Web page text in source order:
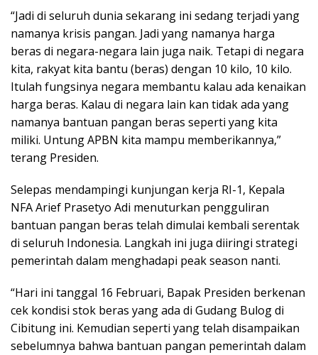
“Jadi di seluruh dunia sekarang ini sedang terjadi yang
namanya krisis pangan. Jadi yang namanya harga
beras di negara-negara lain juga naik. Tetapi di negara
kita, rakyat kita bantu (beras) dengan 10 kilo, 10 kilo.
Itulah fungsinya negara membantu kalau ada kenaikan
harga beras. Kalau di negara lain kan tidak ada yang
namanya bantuan pangan beras seperti yang kita
miliki. Untung APBN kita mampu memberikannya,”
terang Presiden.
Selepas mendampingi kunjungan kerja RI-1, Kepala
NFA Arief Prasetyo Adi menuturkan pengguliran
bantuan pangan beras telah dimulai kembali serentak
di seluruh Indonesia. Langkah ini juga diiringi strategi
pemerintah dalam menghadapi peak season nanti.
“Hari ini tanggal 16 Februari, Bapak Presiden berkenan
cek kondisi stok beras yang ada di Gudang Bulog di
Cibitung ini. Kemudian seperti yang telah disampaikan
sebelumnya bahwa bantuan pangan pemerintah dalam